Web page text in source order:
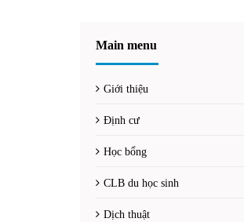
Main menu
Giới thiệu
Định cư
Học bổng
CLB du học sinh
Dịch thuật